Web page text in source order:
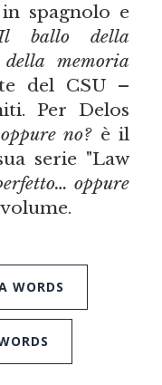
spagnolo e
ballo della
memoria
del CSU –
Per Delos
no?è il
serie "Law
… oppure
WORDS